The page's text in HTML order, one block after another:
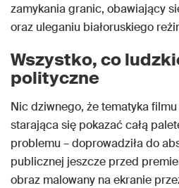
zamykania granic, obawiający
oraz uleganiu białoruskiego
Wszystko, co
polityczne
Nic dziwnego, że tematyka filmu
starająca się pokazać całą
problemu – doprowadziła do
publicznej jeszcze przed
obraz malowany na ekranie